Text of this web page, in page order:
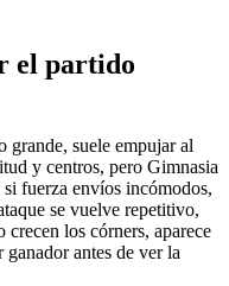
el partido
grande, suele empujar al
y centros, pero Gimnasia
fuerza envíos incómodos,
se vuelve repetitivo,
crecen los córners, aparece
antes de ver la